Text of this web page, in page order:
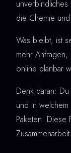
die Chemie
Was bleibt, ist
mehr
online planbar
Denk daran:
und in
Paketen. Diese
Zusammenarbeit.